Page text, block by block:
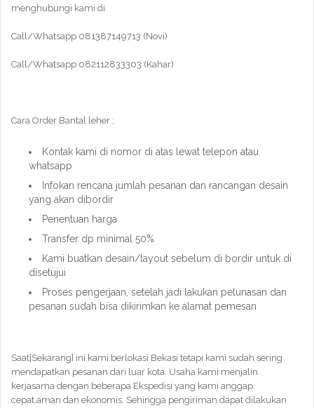
menghubungi kami di
Call/Whatsapp 081387149713 (Novi)
Call/Whatsapp 082112833303 (Kahar)
Cara Order Bantal leher ;
Kontak kami di nomor di atas lewat telepon atau
whatsapp
Infokan rencana jumlah pesanan dan rancangan desain
yang akan dibordir
Penentuan harga
Transfer dp minimal 50%
Kami buatkan desain/layout sebelum di bordir untuk di
disetujui
Proses pengerjaan, setelah jadi lakukan pelunasan dan
pesanan sudah bisa dikirimkan ke alamat pemesan
Saat|Sekarang} ini kami berlokasi Bekasi tetapi kami sudah sering
mendapatkan pesanan dari luar kota. Usaha kami menjalin
kerjasama dengan beberapa Ekspedisi yang kami anggap
cepat,aman dan ekonomis. Sehingga pengiriman dapat dilakukan